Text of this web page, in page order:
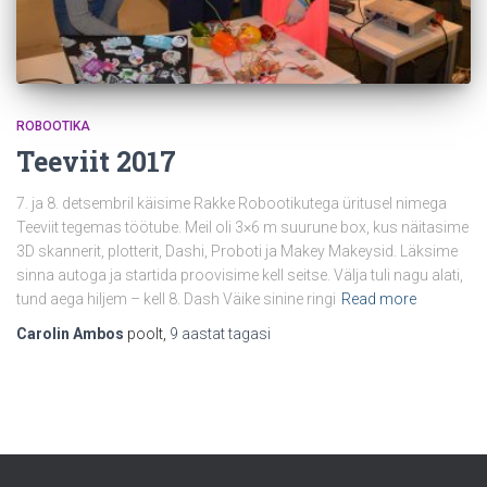
ROBOOTIKA
Teeviit 2017
7. ja 8. detsembril käisime Rakke Robootikutega üritusel nimega
Teeviit tegemas töötube. Meil oli 3×6 m suurune box, kus näitasime
3D skannerit, plotterit, Dashi, Proboti ja Makey Makeysid. Läksime
sinna autoga ja startida proovisime kell seitse. Välja tuli nagu alati,
tund aega hiljem – kell 8. Dash Väike sinine ringi Read more
Carolin Ambos poolt, 9 aastattagasi